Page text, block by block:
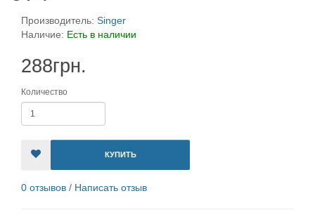
Производитель: Singer
Наличие: Есть в наличии
288грн.
Количество
КУПИТЬ
0 отзывов / Написать отзыв